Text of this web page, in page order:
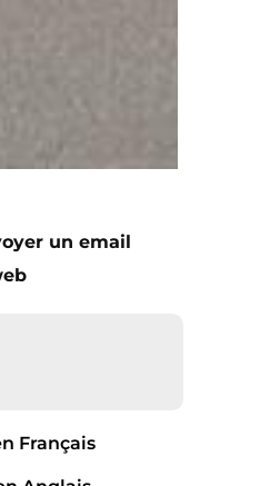
un email
Français